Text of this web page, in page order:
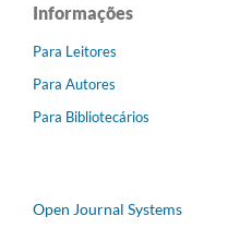
Informações
Para Leitores
Para Autores
Para Bibliotecários
Open Journal Systems